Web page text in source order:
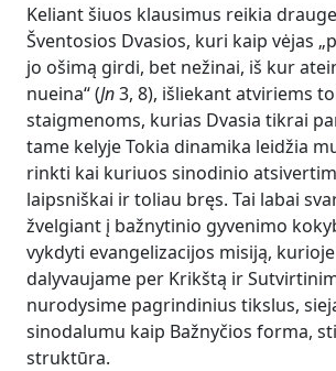
Keliant šiuos klausimus reikia
Šventosios Dvasios, kuri kaip vėjas
jo ošimą girdi, bet nežinai, iš kur
nueina“ (Jn3, 8), išliekant atviriems
staigmenoms, kurias Dvasia tikrai
tame kelyje Tokia dinamika leidžia
rinkti kai kuriuos sinodinio
laipsniškai ir toliau bręs. Tai labai
žvelgiant į bažnytinio gyvenimo
vykdyti evangelizacijos misiją,
dalyvaujame per Krikštą ir
nurodysime pagrindinius tikslus,
sinodalumu kaip Bažnyčios forma,
struktūra.